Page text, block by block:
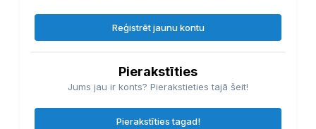
Reģistrēt jaunu kontu
Pierakstīties
Jums jau ir konts? Pierakstieties tajā šeit!
Pierakstīties tagad!